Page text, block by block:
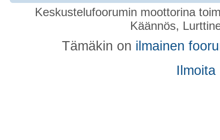
Keskustelufoorumin moottorina
Käännös,
Tämäkin on ilmainen